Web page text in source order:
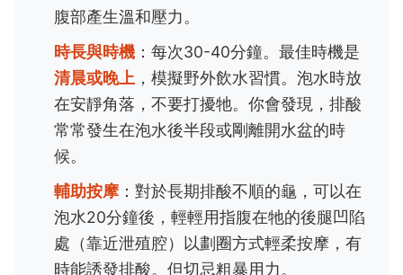
腹部產生溫和壓力。
時長與時機 ：每次30-40分鐘。最佳時機是
清晨或晚上 ，模擬野外飲水習慣。泡水時放
在安靜角落，不要打擾牠。你會發現，排酸
常常發生在泡水後半段或剛離開水盆的時
候。
輔助按摩 ：對於長期排酸不順的龜，可以在
泡水20分鐘後，輕輕用指腹在牠的後腿凹陷
處（靠近泄殖腔）以劃圈方式輕柔按摩，有
時能誘發排酸。但切忌粗暴用力。